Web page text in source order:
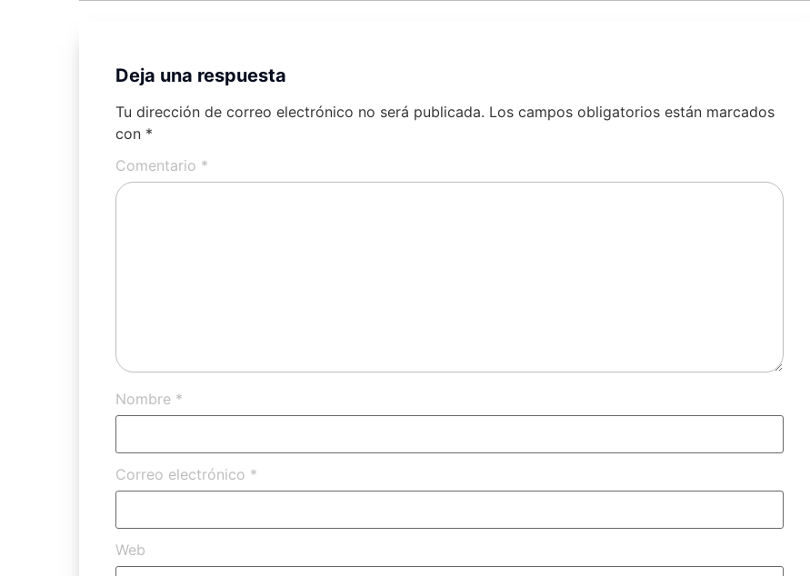
Deja una respuesta
Tu dirección de correo electrónico no será publicada. Los campos obligatorios están marcados
con *
Comentario *
Nombre *
Correo electrónico *
Web